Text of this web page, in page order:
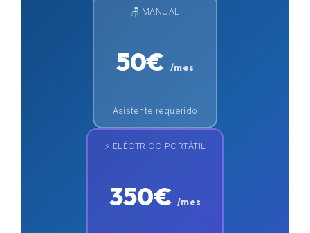
🪑 MANUAL
50€ /mes
Asistente requerido
⚡ ELÉCTRICO PORTÁTIL
350€/mes